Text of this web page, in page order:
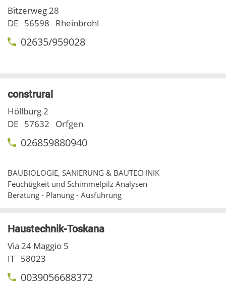
Bitzerweg 28
DE 56598 Rheinbrohl
02635/959028
construral
Höllburg 2
DE 57632 Orfgen
026859880940
BAUBIOLOGIE, SANIERUNG & BAUTECHNIK
Feuchtigkeit und Schimmelpilz Analysen
Beratung - Planung - Ausführung
Haustechnik-Toskana
Via 24 Maggio 5
IT 58023
0039056688372